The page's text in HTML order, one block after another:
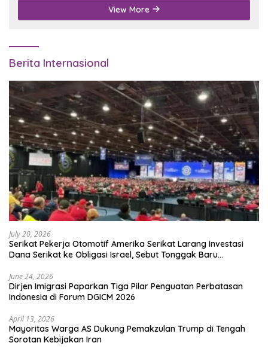
View More
Berita Internasional
July 20, 2026
Serikat Pekerja Otomotif Amerika Serikat Larang Investasi
Dana Serikat ke Obligasi Israel, Sebut Tonggak Baru
June 24, 2026
Dirjen Imigrasi Paparkan Tiga Pilar Penguatan Perbatasan
Indonesia di Forum DGICM 2026
April 13, 2026
Mayoritas Warga AS Dukung Pemakzulan Trump di Tengah
Sorotan Kebijakan Iran